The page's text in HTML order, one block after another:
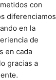
con
diferenciamos
en la
de
en cada
gracias a